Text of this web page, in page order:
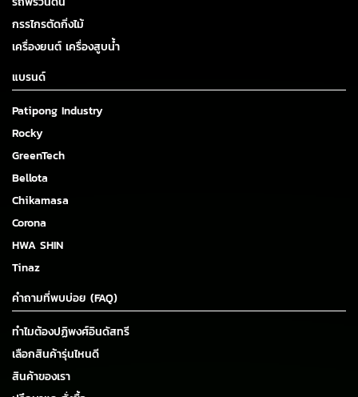
กรรไกรตัดกิ่งไม้
เครื่องยนต์ เครื่องสูบน้ำ
แบรนด์
Patipong Industry
Rocky
GreenTech
Bellota
Chikamasa
Corona
HWA SHIN
Tinaz
คำถามที่พบบ่อย (FAQ)
ทำไมต้องปฏิพงศ์อินดัสทรี
เลือกสินค้ารุ่นไหนดี
สินค้าของเรา